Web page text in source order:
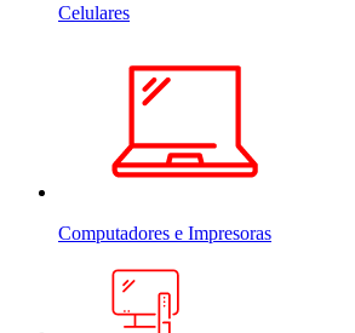
Celulares
Computadores e Impresoras